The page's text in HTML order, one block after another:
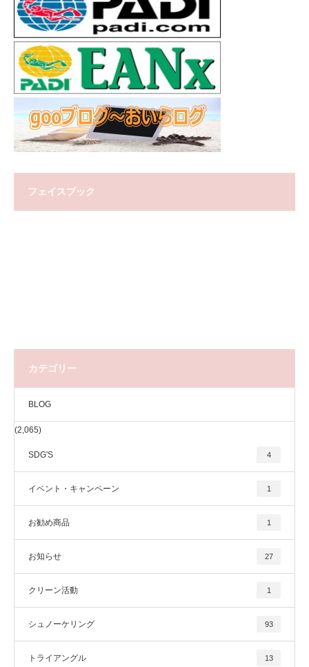
フェイスブック
カテゴリー
BLOG
(2,065)
SDG'S 4
イベント・キャンペーン 1
お勧め商品 1
お知らせ 27
クリーン活動 1
シュノーケリング 93
トライアングル 13